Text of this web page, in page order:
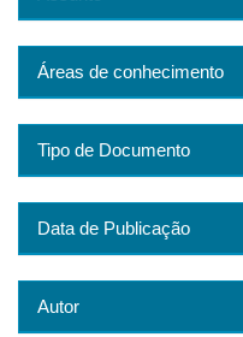
Áreas de conhecimento
Tipo de Documento
Data de Publicação
Autor